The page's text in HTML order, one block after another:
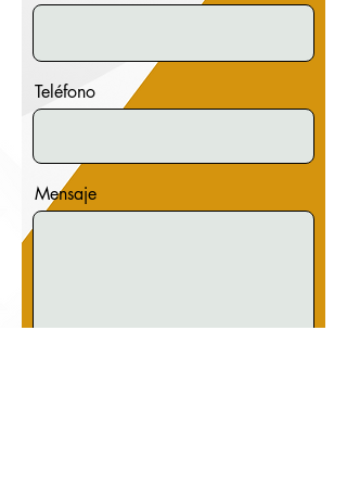
Teléfono
Mensaje